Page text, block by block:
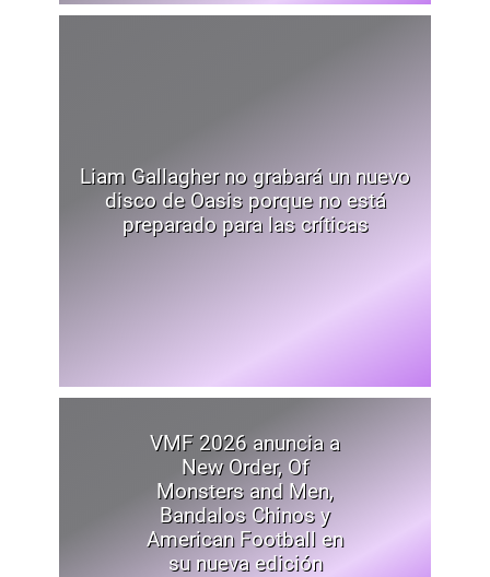
Liam Gallagher no grabará un nuevo
disco de Oasis porque no está
preparado para las críticas
VMF 2026 anuncia a
New Order, Of
Monsters and Men,
Bandalos Chinos y
American Football en
su nueva edición